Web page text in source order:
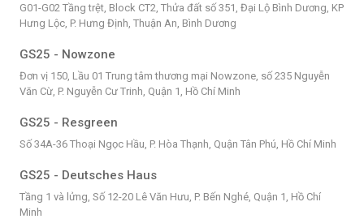
G01-G02 Tầng trệt, Block CT2, Thửa đất số 351, Đại Lộ Bình Dương, KP
Hưng Lộc, P. Hưng Định, Thuận An, Bình Dương
GS25 - Nowzone
Đơn vị 150, Lầu 01 Trung tâm thương mại Nowzone, số 235 Nguyễn
Văn Cừ, P. Nguyễn Cư Trinh, Quận 1, Hồ Chí Minh
GS25 - Resgreen
Số 34A-36 Thoại Ngọc Hầu, P. Hòa Thạnh, Quận Tân Phú, Hồ Chí Minh
GS25 - Deutsches Haus
Tầng 1 và lửng, Số 12-20 Lê Văn Hưu, P. Bến Nghé, Quận 1, Hồ Chí
Minh